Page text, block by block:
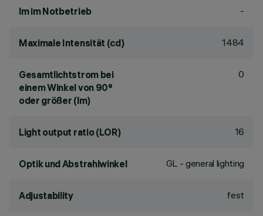
lm im Notbetrieb -
Maximale Intensität (cd) 1484
Gesamtlichtstrom bei
einem Winkel von 90°
oder größer (lm)
0
Light output ratio (LOR) 16
Optik und Abstrahlwinkel GL - general lighting
Adjustability fest